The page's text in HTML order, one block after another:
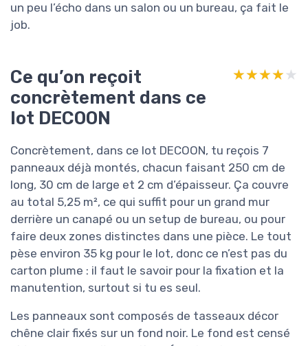
un peu l’écho dans un salon ou un bureau, ça fait le
job.
Ce qu’on reçoit
concrètement dans ce
lot DECOON
★★★★★
★★★★★
Concrètement, dans ce lot DECOON, tu reçois 7
panneaux déjà montés, chacun faisant 250 cm de
long, 30 cm de large et 2 cm d’épaisseur. Ça couvre
au total 5,25 m², ce qui suffit pour un grand mur
derrière un canapé ou un setup de bureau, ou pour
faire deux zones distinctes dans une pièce. Le tout
pèse environ 35 kg pour le lot, donc ce n’est pas du
carton plume : il faut le savoir pour la fixation et la
manutention, surtout si tu es seul.
Les panneaux sont composés de tasseaux décor
chêne clair fixés sur un fond noir. Le fond est censé